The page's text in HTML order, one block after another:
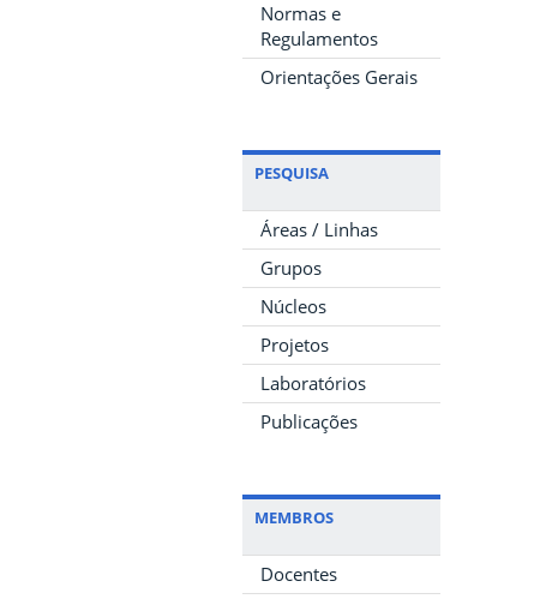
Normas e
Regulamentos
Orientações Gerais
PESQUISA
Áreas / Linhas
Grupos
Núcleos
Projetos
Laboratórios
Publicações
MEMBROS
Docentes